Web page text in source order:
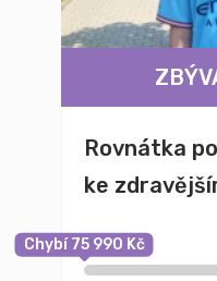
Rovnátka
ke
Chybí 75 990 Kč